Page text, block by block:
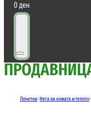
0 ден
Почетна>Нега на кожата и телото